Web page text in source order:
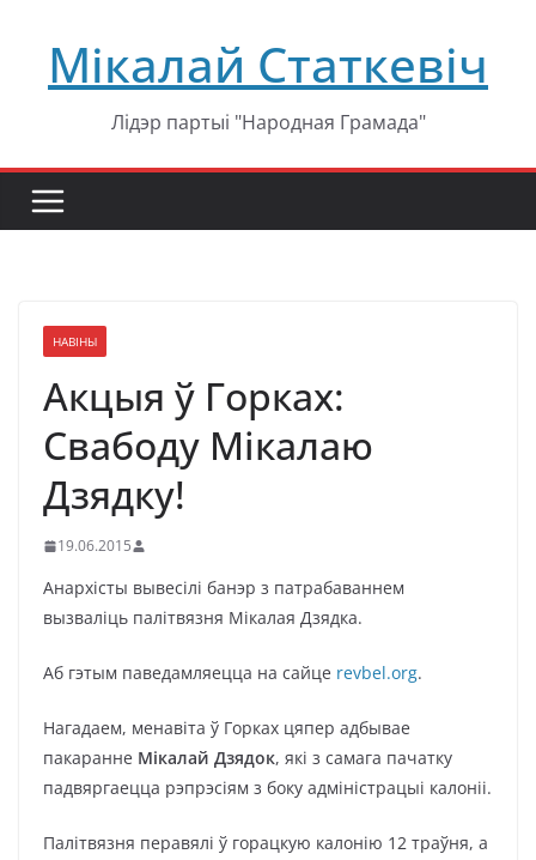
содержимому
Мікалай Статкевіч
Лідэр партыі "Народная Грамада"
НАВІНЫ
Акцыя ў Горках:
Свабоду Мікалаю
Дзядку!
19.06.2015
Анархісты вывесілі банэр з патрабаваннем
вызваліць палітвязня Мікалая Дзядка.
Аб гэтым паведамляецца на сайце revbel.org.
Нагадаем, менавіта ў Горках цяпер адбывае
пакаранне Мікалай Дзядок, які з самага пачатку
падвяргаецца рэпрэсіям з боку адміністрацыі калоніі.
Палітвязня перавялі ў горацкую калонію 12 траўня, а